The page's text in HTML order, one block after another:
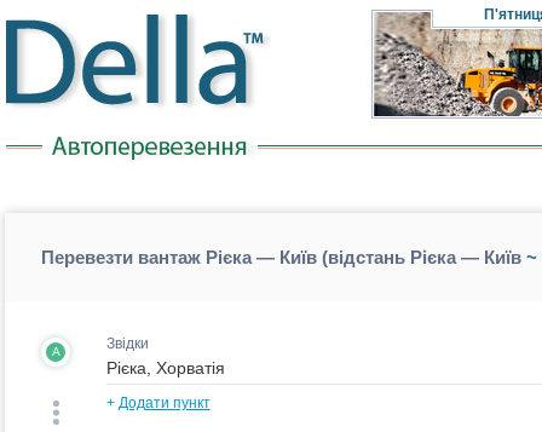
Перевезти вантаж Рієка — Київ (відстань Рієка — Київ~
A Звідки
+ Додати пункт